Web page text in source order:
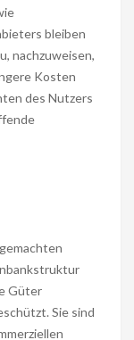
bleiben
nachzuweisen,
Kosten
des Nutzers
Güter
Sie sind